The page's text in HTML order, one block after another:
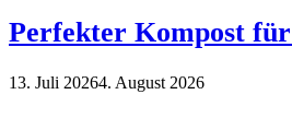
Perfekter Kompost
13. Juli 20264. August 2026